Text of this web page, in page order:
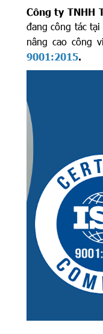
Công ty TNHH
đang công tác
nâng cao công
9001:2015.